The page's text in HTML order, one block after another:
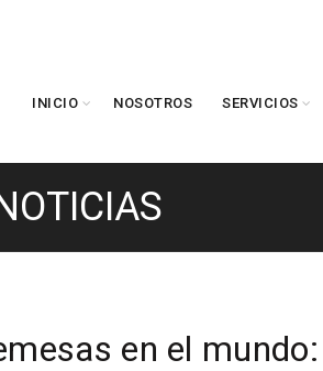
INICIO NOSOTROS SERVICIOS
en el mundo: